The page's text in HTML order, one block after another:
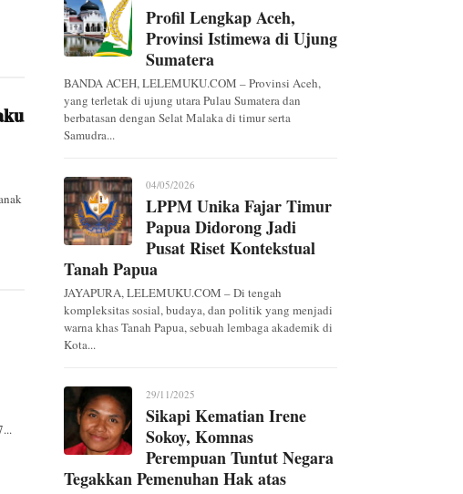
Profil Lengkap Aceh,
Provinsi Istimewa di Ujung
Sumatera
BANDA ACEH, LELEMUKU.COM – Provinsi Aceh,
yang terletak di ujung utara Pulau Sumatera dan
berbatasan dengan Selat Malaka di timur serta
Samudra...
04/05/2026
LPPM Unika Fajar Timur
Papua Didorong Jadi
Pusat Riset Kontekstual
Tanah Papua
JAYAPURA, LELEMUKU.COM – Di tengah
kompleksitas sosial, budaya, dan politik yang menjadi
warna khas Tanah Papua, sebuah lembaga akademik di
Kota...
29/11/2025
Sikapi Kematian Irene
Sokoy, Komnas
Perempuan Tuntut Negara
Tegakkan Pemenuhan Hak atas